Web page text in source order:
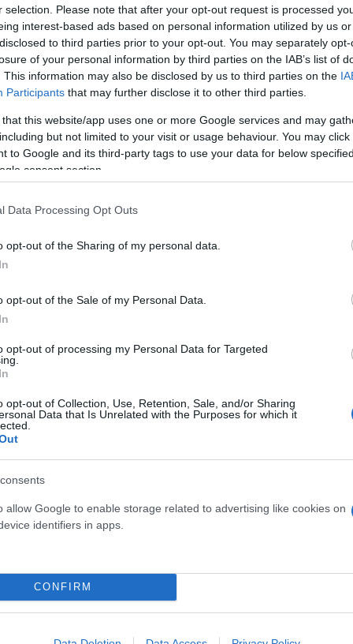
selection. Please note that after your opt-out request is processed
interest-based ads based on personal information utilized by us
to third parties prior to your opt-out. You may separately
of your personal information by third parties on the IAB’s list of
This information may also be disclosed by us to third parties on the
Participants that may further disclose it to other third parties.
that this website/app uses one or more Google services and may
but not limited to your visit or usage behaviour. You may
to Google and its third-party tags to use your data for below
consent section.
Data Processing Opt Outs
opt-out of the Sharing of my personal data.
opt-out of the Sale of my Personal Data.
opt-out of processing my Personal Data for Targeted
opt-out of Collection, Use, Retention, Sale, and/or Sharing
Data that Is Unrelated with the Purposes for which it
allow Google to enable storage related to advertising like cookies on
identifiers in apps.
CONFIRM
σειράς «Harry Potter» είπε: «Ως μια
η ευκαιρία να τα εξερευνήσουμε λίγο
είναι ο λόγος που κάνουμε ξανά αυτό το ταξίδι».
ημερομηνία κυκλοφορίας στο ΗΒΟ να μην έχει
η Φιλοσοφική Λίθος» κυκλοφόρησε στα
βιβλία έχουν μεταφερθεί στον
Flash.gr